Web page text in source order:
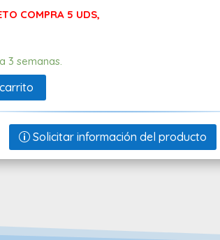
COMPRA 5 UDS,
3 semanas.
Solicitar información del producto